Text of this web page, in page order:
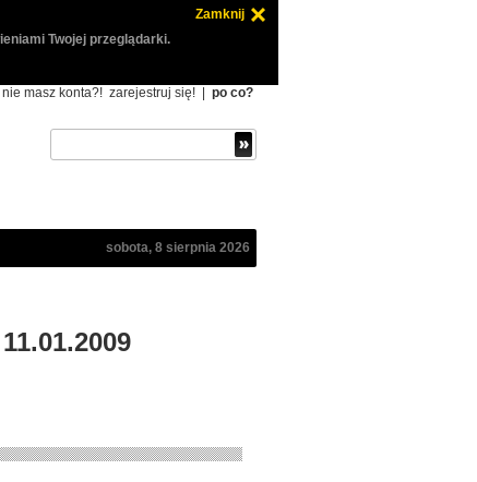
Zamknij
Twojej przeglądarki.
| nie masz konta?! zarejestruj się! po co?
sobota, 8 sierpnia 2026